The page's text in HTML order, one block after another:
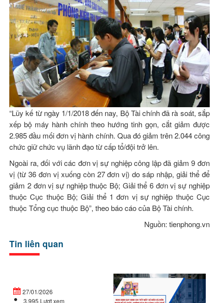
“Lũy kế từ ngày 1/1/2018 đến nay, Bộ Tài chính đã rà soát, sắp
xếp bộ máy hành chính theo hướng tinh gọn, cắt giảm được
2.985 đầu mối đơn vị hành chính. Qua đó giảm trên 2.044 công
chức giữ chức vụ lãnh đạo từ cấp tổ/đội trở lên.
Ngoài ra, đối với các đơn vị sự nghiệp công lập đã giảm 9 đơn
vị (từ 36 đơn vị xuống còn 27 đơn vị) do sáp nhập, giải thể để
giảm 2 đơn vị sự nghiệp thuộc Bộ; Giải thể 6 đơn vị sự nghiệp
thuộc Cục thuộc Bộ; Giải thể 1 đơn vị sự nghiệp thuộc Cục
thuộc Tổng cục thuộc Bộ”, theo báo cáo của Bộ Tài chính.
Nguồn: tienphong.vn
Tin liên quan
Doanh
nghiệp
mới
27/01/2026
3.995 Lượt xem